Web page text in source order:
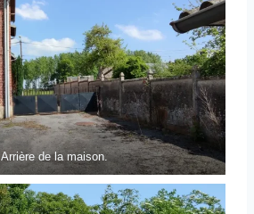
Arrière de la maison.